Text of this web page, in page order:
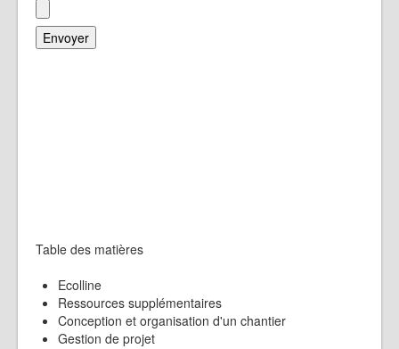
Table des matières
Ecolline
Ressources supplémentaires
Conception et organisation d'un chantier
Gestion de projet